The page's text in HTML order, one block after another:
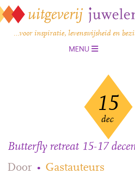
…voor inspiratie, levenswijsheid en
MENU
15
dec
Butterfly retreat 15-17
Door • Gastauteurs